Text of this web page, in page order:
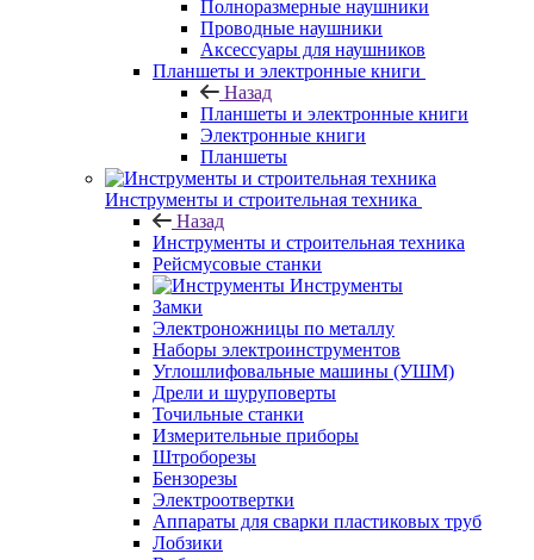
Полноразмерные наушники
Проводные наушники
Аксессуары для наушников
Планшеты и электронные книги
Назад
Планшеты и электронные книги
Электронные книги
Планшеты
Инструменты и строительная техника
Назад
Инструменты и строительная техника
Рейсмусовые станки
Инструменты
Замки
Электроножницы по металлу
Наборы электроинструментов
Углошлифовальные машины (УШМ)
Дрели и шуруповерты
Точильные станки
Измерительные приборы
Штроборезы
Бензорезы
Электроотвертки
Аппараты для сварки пластиковых труб
Лобзики